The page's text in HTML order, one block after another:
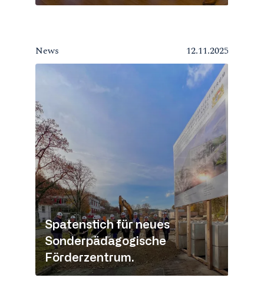
News 12.11.2025
Spatenstich für neues
Sonderpädagogische
Förderzentrum.